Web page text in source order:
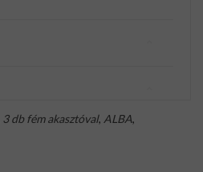
3 db fém akasztóval, ALBA,